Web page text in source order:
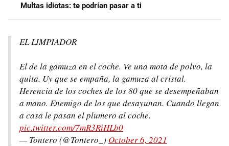
Multas idiotas: te podrían pasar a ti
EL LIMPIADOR
El de la gamuza en el coche. Ve una mota de polvo, la
quita. Uy que se empaña, la gamuza al cristal.
Herencia de los coches de los 80 que se desempeñaban
a mano. Enemigo de los que desayunan. Cuando llegan
a casa le pasan el plumero al coche.
pic.twitter.com/7mR3RiHLb0
— Tontero (@Tontero_) October 6, 2021